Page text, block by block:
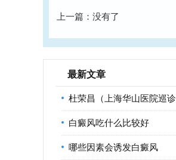
上一篇：没有了
最新文章
杜荣昌（上海华山医院巡诊
白癜风吃什么比较好
哪些因素会诱发白癜风